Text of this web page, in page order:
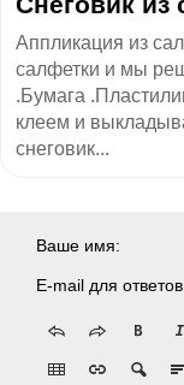
Аппликация из
салфетки и мы
.Бумага
клеем и
снеговик...
Ваше имя:
E-mail для